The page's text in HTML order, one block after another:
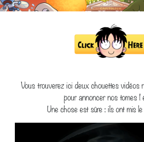
Vous trouverez ici deux chouettes vidéos
pour annoncer nos tomes
Une chose est sûre : ils ont mis